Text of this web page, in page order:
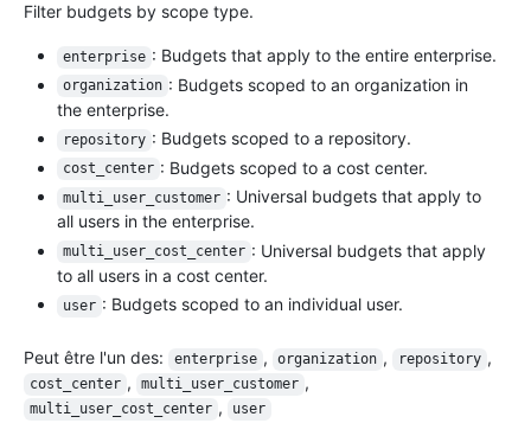
Filter budgets by scope type.
enterprise : Budgets that apply to the entire enterprise.
organization : Budgets scoped to an organization in
the enterprise.
repository : Budgets scoped to a repository.
cost_center : Budgets scoped to a cost center.
multi_user_customer : Universal budgets that apply to
all users in the enterprise.
multi_user_cost_center : Universal budgets that apply
to all users in a cost center.
user : Budgets scoped to an individual user.
Peut être l'un des: enterprise , organization , repository ,
cost_center , multi_user_customer ,
multi_user_cost_center , user